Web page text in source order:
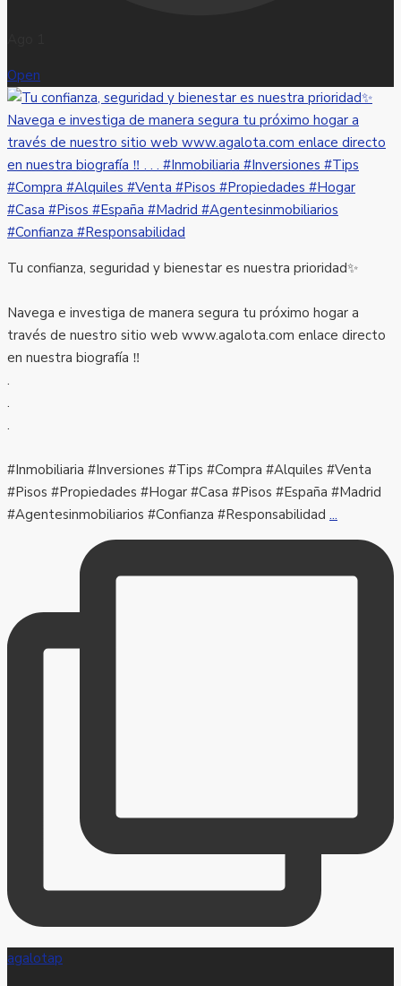
Open
Tu confianza, seguridad y bienestar es nuestra prioridad✨
Navega e investiga de manera segura tu próximo hogar a
través de nuestro sitio web www.agalota.com enlace directo
en nuestra biografía ‼️
.
.
.
#Inmobiliaria #Inversiones #Tips #Compra #Alquiles #Venta
#Pisos #Propiedades #Hogar #Casa #Pisos #España #Madrid
#Agentesinmobiliarios #Confianza #Responsabilidad ...
agalotap